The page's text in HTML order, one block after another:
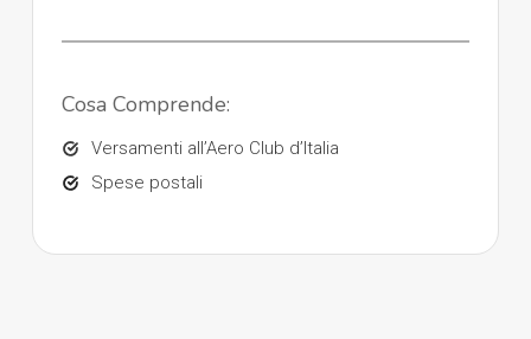
Cosa Comprende:
Versamenti allʼAero Club dʼItalia
Spese postali